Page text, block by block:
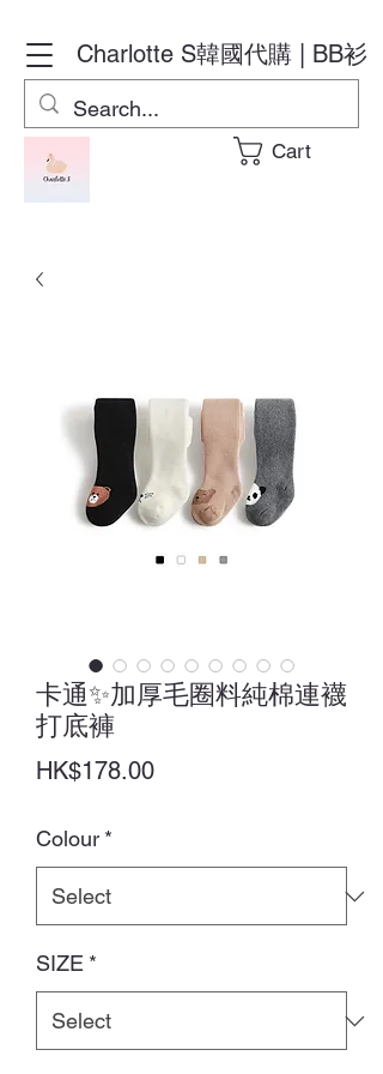
Charlotte S韓國代購 | BB衫
Cart
卡通✨加厚毛圈料純棉連襪
打底褲
HK$178.00Price
Colour *
SIZE *